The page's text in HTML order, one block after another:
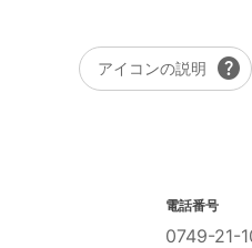
アイコンの説明 help
電話番号
0749-21-